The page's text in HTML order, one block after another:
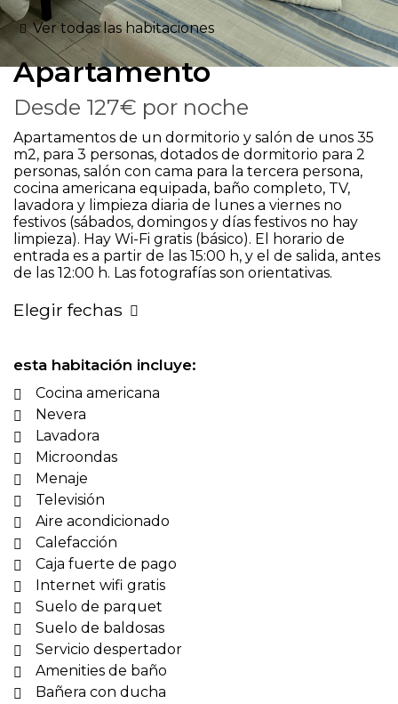
Ver todas las habitaciones
Apartamento
Desde 127€ por noche
Apartamentos de un dormitorio y salón de unos 35
m2, para 3 personas, dotados de dormitorio para 2
personas, salón con cama para la tercera persona,
cocina americana equipada, baño completo, TV,
lavadora y limpieza diaria de lunes a viernes no
festivos (sábados, domingos y días festivos no hay
limpieza). Hay Wi-Fi gratis (básico). El horario de
entrada es a partir de las 15:00 h, y el de salida, antes
de las 12:00 h. Las fotografías son orientativas.
Elegir fechas
esta habitación incluye:
Cocina americana
Nevera
Lavadora
Microondas
Menaje
Televisión
Aire acondicionado
Calefacción
Caja fuerte de pago
Internet wifi gratis
Suelo de parquet
Suelo de baldosas
Servicio despertador
Amenities de baño
Bañera con ducha